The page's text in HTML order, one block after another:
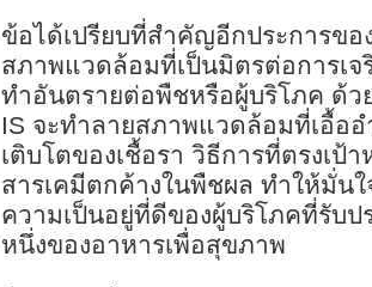
ข้อได้เปรียบที่สำคัญอีกประการขอ
สภาพแวดล้อมที่เป็นมิตรต่อการเจ
ทำอันตรายต่อพืชหรือผู้บริโภค ด้ว
IS จะทำลายสภาพแวดล้อมที่เอื้อ
เติบโตของเชื้อรา วิธีการที่ตรงเป้
สารเคมีตกค้างในพืชผล ทำให้มั่น
ความเป็นอยู่ที่ดีของผู้บริโภคที่รับป
หนึ่งของอาหารเพื่อสุขภาพ